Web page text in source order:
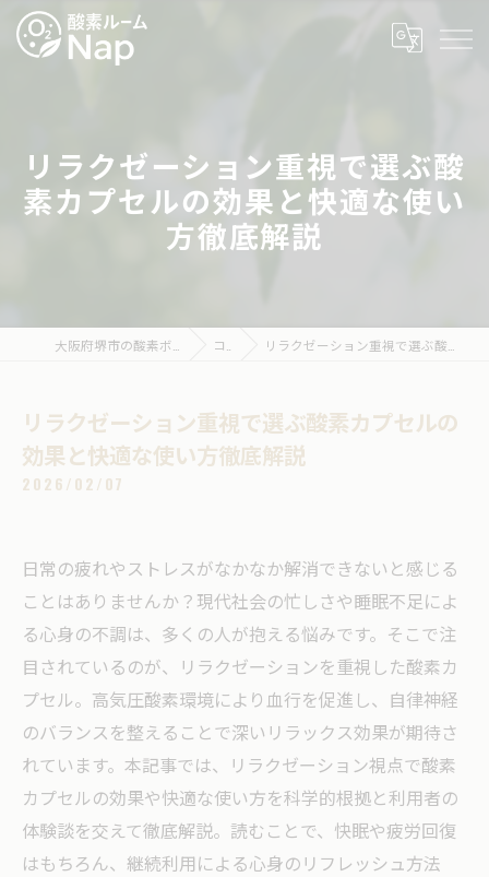
リラクゼーション重視で選ぶ酸
素カプセルの効果と快適な使い
方徹底解説
コラム リラクゼーション重視で選ぶ酸素カプセルの効果と快適な使い方徹底解説
リラクゼーション重視で選ぶ酸素カプセルの
効果と快適な使い方徹底解説
2026/02/07
日常の疲れやストレスがなかなか解消できないと感じる
ことはありませんか？現代社会の忙しさや睡眠不足によ
る心身の不調は、多くの人が抱える悩みです。そこで注
目されているのが、リラクゼーションを重視した酸素カ
プセル。高気圧酸素環境により血行を促進し、自律神経
のバランスを整えることで深いリラックス効果が期待さ
れています。本記事では、リラクゼーション視点で酸素
カプセルの効果や快適な使い方を科学的根拠と利用者の
体験談を交えて徹底解説。読むことで、快眠や疲労回復
はもちろん、継続利用による心身のリフレッシュ方法